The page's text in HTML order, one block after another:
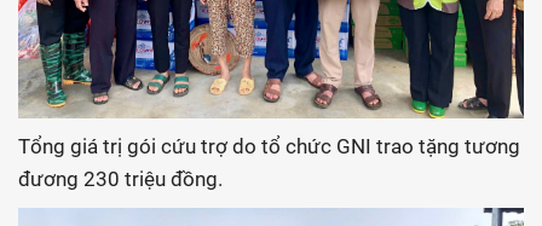
Tổng giá trị gói cứu trợ do tổ chức GNI trao tặng tương
đương 230 triệu đồng.